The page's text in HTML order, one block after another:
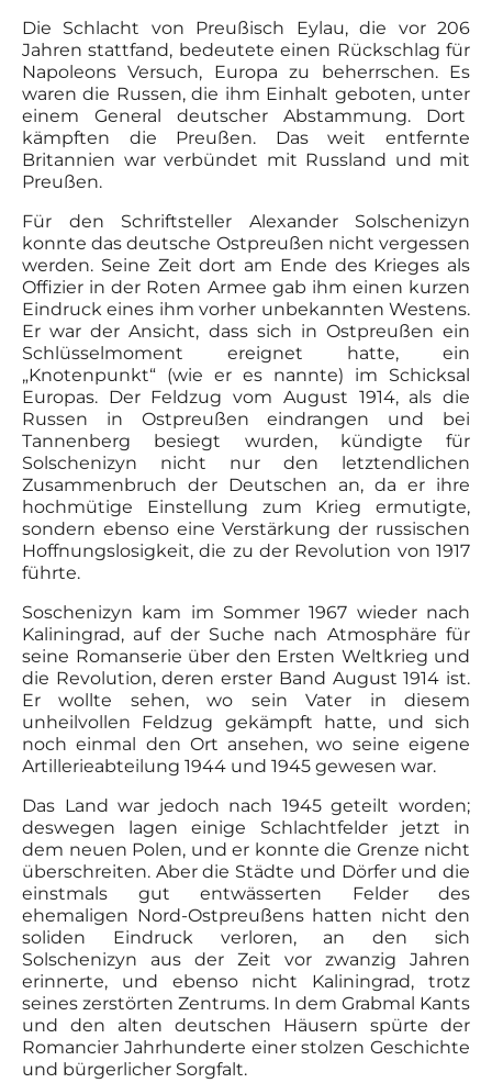
Die Schlacht von Preußisch Eylau, die vor 206
Jahren stattfand, bedeutete einen Rückschlag für
Napoleons Versuch, Europa zu beherrschen. Es
waren die Russen, die ihm Einhalt geboten, unter
einem General deutscher Abstammung. Dort
kämpften die Preußen. Das weit entfernte
Britannien war verbündet mit Russland und mit
Preußen.
Für den Schriftsteller Alexander Solschenizyn
konnte das deutsche Ostpreußen nicht vergessen
werden. Seine Zeit dort am Ende des Krieges als
Offizier in der Roten Armee gab ihm einen kurzen
Eindruck eines ihm vorher unbekannten Westens.
Er war der Ansicht, dass sich in Ostpreußen ein
Schlüsselmoment ereignet hatte, ein
„Knotenpunkt“ (wie er es nannte) im Schicksal
Europas. Der Feldzug vom August 1914, als die
Russen in Ostpreußen eindrangen und bei
Tannenberg besiegt wurden, kündigte für
Solschenizyn nicht nur den letztendlichen
Zusammenbruch der Deutschen an, da er ihre
hochmütige Einstellung zum Krieg ermutigte,
sondern ebenso eine Verstärkung der russischen
Hoffnungslosigkeit, die zu der Revolution von 1917
führte.
Soschenizyn kam im Sommer 1967 wieder nach
Kaliningrad, auf der Suche nach Atmosphäre für
seine Romanserie über den Ersten Weltkrieg und
die Revolution, deren erster Band August 1914 ist.
Er wollte sehen, wo sein Vater in diesem
unheilvollen Feldzug gekämpft hatte, und sich
noch einmal den Ort ansehen, wo seine eigene
Artillerieabteilung 1944 und 1945 gewesen war.
Das Land war jedoch nach 1945 geteilt worden;
deswegen lagen einige Schlachtfelder jetzt in
dem neuen Polen, und er konnte die Grenze nicht
überschreiten. Aber die Städte und Dörfer und die
einstmals gut entwässerten Felder des
ehemaligen Nord-Ostpreußens hatten nicht den
soliden Eindruck verloren, an den sich
Solschenizyn aus der Zeit vor zwanzig Jahren
erinnerte, und ebenso nicht Kaliningrad, trotz
seines zerstörten Zentrums. In dem Grabmal Kants
und den alten deutschen Häusern spürte der
Romancier Jahrhunderte einer stolzen Geschichte
und bürgerlicher Sorgfalt.